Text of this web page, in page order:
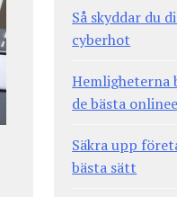
Så skyddar du
cyberhot
Hemligheterna
de bästa
Säkra upp
bästa sätt